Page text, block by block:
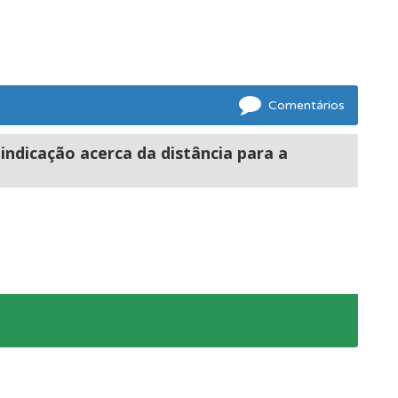
Comentários
acerca da distância para a